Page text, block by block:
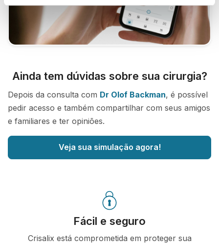
Ainda tem dúvidas sobre sua cirurgia?
Depois da consulta com Dr Olof Backman, é possível
pedir acesso e também compartilhar com seus amigos
e familiares e ter opiniões.
Veja sua simulação agora!
Fácil e seguro
Crisalix está comprometida em proteger sua